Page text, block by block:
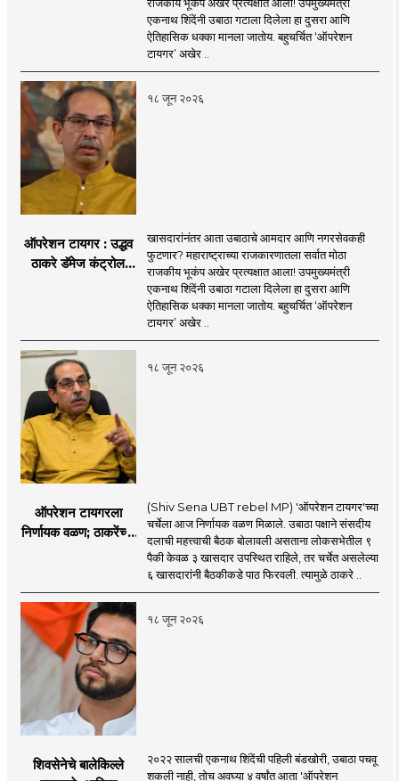
that is compatible with culture,
motionlessness and tradition.
journalism for a 'smart' Maharashtra will
be the side of the game.एकनाथ शिंदेंनी उबाठा गटाला दिलेला हा दुसरा आणि
ऐतिहासिक धक्का मानला जातोय. बहुचर्चित ‘ऑपरेशन
टायगर’ अखेर ..
१८ जून २०२६
ऑपरेशन टायगर : उद्धव
ठाकरे डॅमेज कंट्रोल
शिंदेंकडे जाण्याच्या चर्चा
सुरू
खासदारांनंतर आता उबाठाचे आमदार आणि नगरसेवकही
फुटणार? महाराष्ट्राच्या राजकारणातला सर्वात मोठा
राजकीय भूकंप अखेर प्रत्यक्षात आला! उपमुख्यमंत्री
एकनाथ शिंदेंनी उबाठा गटाला दिलेला हा दुसरा आणि
ऐतिहासिक धक्का मानला जातोय. बहुचर्चित ‘ऑपरेशन
टायगर’ अखेर ..
१८ जून २०२६
ऑपरेशन टायगरला
निर्णायक वळण; ठाकरेंच्या
विलीन होण्याचा प्रस्ताव?
(Shiv Sena UBT rebel MP) 'ऑपरेशन टायगर'च्या
चर्चेला आज निर्णायक वळण मिळाले. उबाठा पक्षाने संसदीय
दलाची महत्त्वाची बैठक बोलावली असताना लोकसभेतील ९
पैकी केवळ ३ खासदार उपस्थित राहिले, तर चर्चेत असलेल्या
६ खासदारांनी बैठकीकडे पाठ फिरवली. त्यामुळे ठाकरे ..
१८ जून २०२६
शिवसेनेचे बालेकिल्ले
२०२२ सालची एकनाथ शिंदेंची पहिली बंडखोरी, उबाठा पचवू
शकली नाही, तोच अवघ्या ४ वर्षांत आता 'ऑपरेशन